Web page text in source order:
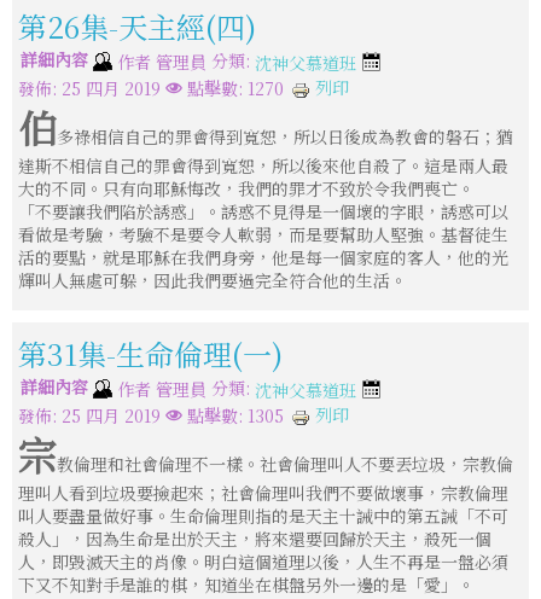
第26集-天主經(四)
詳細內容 作者 管理員 分類: 沈神父慕道班
發佈: 25 四月 2019
點擊數: 1270 列印
伯多祿相信自己的罪會得到寬恕，所以日後成為教會的磐石；猶
達斯不相信自己的罪會得到寬恕，所以後來他自殺了。這是兩人最
大的不同。只有向耶穌悔改，我們的罪才不致於令我們喪亡。
「不要讓我們陷於誘惑」。誘惑不見得是一個壞的字眼，誘惑可以
看做是考驗，考驗不是要令人軟弱，而是要幫助人堅強。基督徒生
活的要點，就是耶穌在我們身旁，他是每一個家庭的客人，他的光
輝叫人無處可躲，因此我們要過完全符合他的生活。
第31集-生命倫理(一)
詳細內容 作者 管理員 分類: 沈神父慕道班
發佈: 25 四月 2019
點擊數: 1305 列印
宗教倫理和社會倫理不一樣。社會倫理叫人不要丟垃圾，宗教倫
理叫人看到垃圾要撿起來；社會倫理叫我們不要做壞事，宗教倫理
叫人要盡量做好事。生命倫理則指的是天主十誡中的第五誡「不可
殺人」，因為生命是出於天主，將來還要回歸於天主，殺死一個
人，即毀滅天主的肖像。明白這個道理以後，人生不再是一盤必須
下又不知對手是誰的棋，知道坐在棋盤另外一邊的是「愛」。